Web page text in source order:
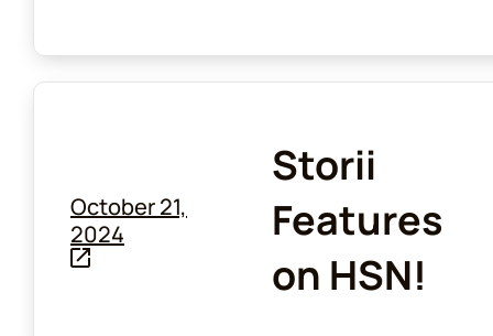
October 21,
2024
Storii
Features
on HSN!